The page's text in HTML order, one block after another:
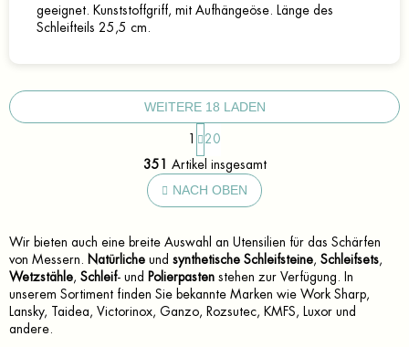
geeignet. Kunststoffgriff, mit Aufhängeöse. Länge des
Schleifteils 25,5 cm.
S
t
e
u
r
e
l
e
m
WEITERE 18 LADEN
P
a
g
i
n
i
r
u
n
g
20
351
Artikel insgesamt
NACH OBEN
Wir bieten auch eine breite Auswahl an Utensilien für das Schärfen
von Messern.
Natürliche und synthetische Schleifsteine Schleifsets
Wetzstähle Schleif- und Polierpasten stehen zur Verfügung. In
unserem Sortiment finden Sie bekannte Marken wie Work Sharp,
Lansky, Taidea, Victorinox, Ganzo, Rozsutec, KMFS, Luxor und
andere.